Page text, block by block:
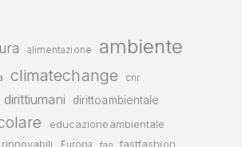
alimentazione ambiente
climatechange cnr
dirittiumani dirittoambientale
educazioneambientale
Europa fao fastfashion